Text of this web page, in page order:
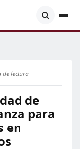
de lectura
de
para
en